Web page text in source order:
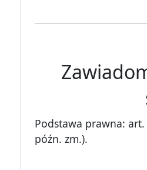
Podstawa prawna:
późn. zm.).